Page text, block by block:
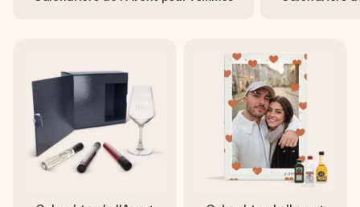
Créez quelque chose d’unique en quelques étapes – avec